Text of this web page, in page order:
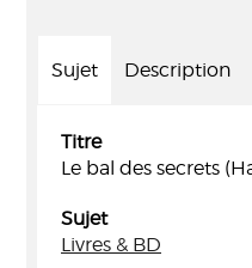
Sujet Description
Titre
Le bal des secrets
Sujet
Livres & BD